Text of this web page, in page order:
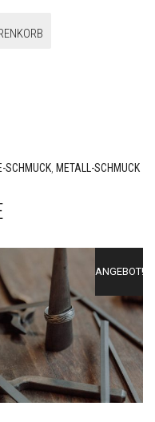
SCHMUCK METALL-SCHMUCK
ANGEBOT!